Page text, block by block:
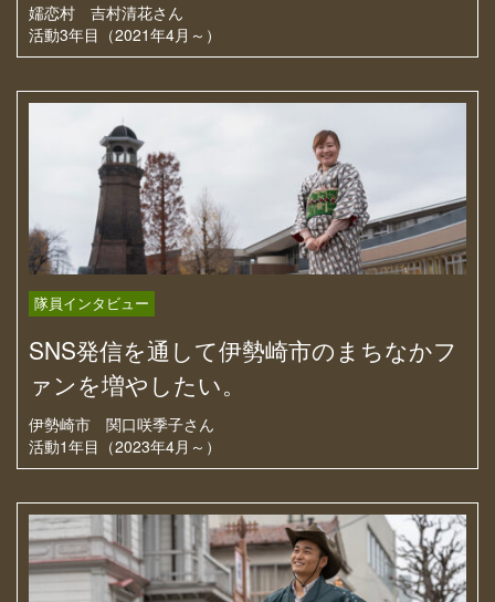
嬬恋村 吉村清花さん
活動3年目（2021年4月～）
隊員インタビュー
SNS発信を通して伊勢崎市のまちなかフ
ァンを増やしたい。
伊勢崎市 関口咲季子さん
活動1年目（2023年4月～）